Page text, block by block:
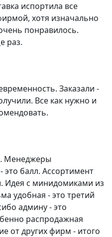
испортила все
хотя изначально
понравилось.
раз.
Заказали -
Все как нужно и
Менеджеры
это балл. Ассортимент
Идея с минидомиками из
удобная - это третий
админу - это
распродажная
от других фирм - итого